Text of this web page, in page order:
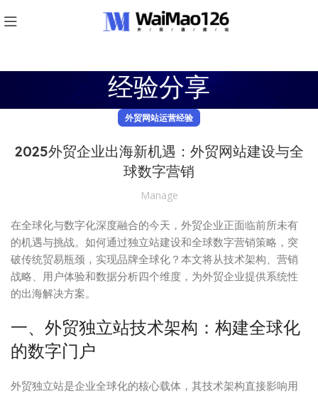
经验分享
外贸网站运营经验
2025外贸企业出海新机遇：外贸网站建设与全
球数字营销
Manage
在全球化与数字化深度融合的今天，外贸企业正面临前所未有
的机遇与挑战。如何通过独立站建设和全球数字营销策略，突
破传统贸易瓶颈，实现品牌全球化？本文将从技术架构、营销
战略、用户体验和数据分析四个维度，为外贸企业提供系统性
的出海解决方案。
一、外贸独立站技术架构：构建全球化
的数字门户
外贸独立站是企业全球化的核心载体，其技术架构直接影响用